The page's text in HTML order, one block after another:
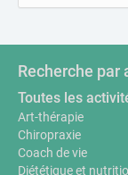
Recherche
Toutes les
Art-thérapie
Chiropraxie
Coach de vie
Diététique et